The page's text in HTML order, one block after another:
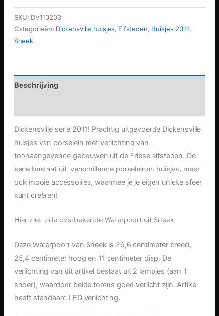
€89.99.€71.99.
SKU: DV110203
Categorieën: Dickensville huisjes, Elfsteden, Huisjes 2011,
Sneek
Beschrijving
Dickensville serie 2011! Prachtig uitgevoerde Dickensville
huisjes van porselein met verlichting van
toonaangevende gebouwen uit de Friese elfsteden. De
serie bestaat uit verschillende porseleinen huisjes, maar
ook mooie accessoires, waarmee je je eigen unieke sfeer
kunt creëren!
Hier ziet u de overbekende Waterpoort uit Sneek.
Deze Waterpoort van Sneek is 29,6 centimeter breed,
25,4 centimeter hoog en 11 centimeter diep. De
verlichting van dit artikel bestaat uit 2 lampjes (aan 1
snoer), waardoor beide torens goed verlicht zijn. Artikel
heeft standaard LED verlichting.